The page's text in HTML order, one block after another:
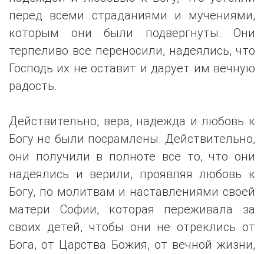
перед всеми страданиями и мучениями,
которым они были подвергнуты. Они
терпеливо все переносили, надеялись, что
Господь их не оставит и дарует им вечную
радость.
Действительно, вера, надежда и любовь к
Богу не были посрамлены. Действительно,
они получили в полноте все то, что они
надеялись и верили, проявляя любовь к
Богу, по молитвам и наставлениями своей
матери Софии, которая переживала за
своих детей, чтобы они не отреклись от
Бога, от Царства Божия, от вечной жизни,